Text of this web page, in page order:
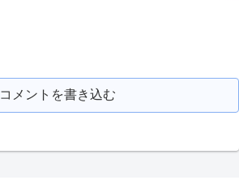
コメントを書き込む